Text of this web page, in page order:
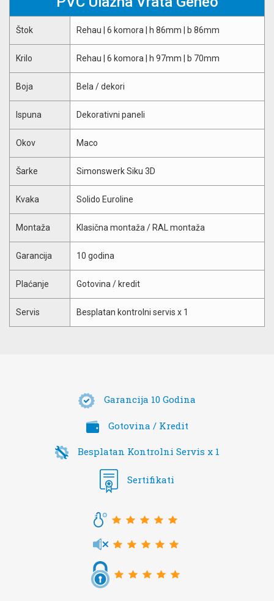
Štok Rehau | 6 komora | h 86mm | b 86mm
Krilo Rehau | 6 komora | h 97mm | b 70mm
Boja Bela / dekori
Ispuna Dekorativni paneli
Okov Maco
Šarke Simonswerk Siku 3D
Kvaka Solido Euroline
Montaža Klasična montaža / RAL montaža
Garancija 10 godina
Plaćanje Gotovina / kredit
Servis Besplatan kontrolni servis x 1
Garancija 10 Godina
Gotovina / Kredit
Besplatan Kontrolni Servis x 1
Sertifikati